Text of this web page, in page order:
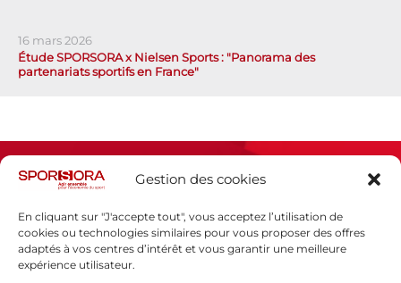
Gestion des cookies
En cliquant sur "J'accepte tout", vous acceptez l’utilisation de
cookies ou technologies similaires pour vous proposer des offres
adaptés à vos centres d’intérêt et vous garantir une meilleure
expérience utilisateur.
16 mars 2026
Étude SPORSORA x Nielsen Sports : "Panorama des
partenariats sportifs en France"
Espace presse